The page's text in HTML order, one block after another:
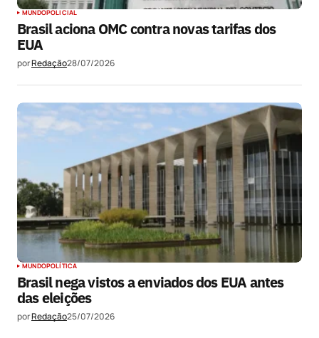
MUNDOPOLICIAL
Brasil aciona OMC contra novas tarifas dos
EUA
porRedação28/07/2026
MUNDOPOLÍTICA
Brasil nega vistos a enviados dos EUA antes
das eleições
porRedação25/07/2026